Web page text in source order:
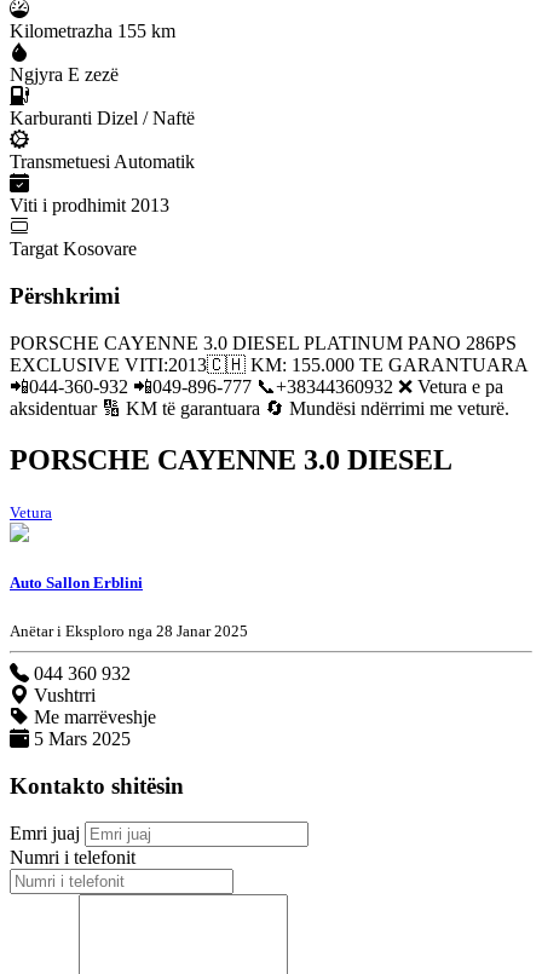
Kilometrazha 155 km
Ngjyra E zezë
Karburanti Dizel / Naftë
Transmetuesi Automatik
Viti i prodhimit 2013
Targat Kosovare
Përshkrimi
PORSCHE CAYENNE 3.0 DIESEL PLATINUM PANO 286PS
EXCLUSIVE VITI:2013🇨🇭 KM: 155.000 TE GARANTUARA
📲044-360-932 📲049-896-777 📞+38344360932 ❌ Vetura e pa
aksidentuar 🔢 KM të garantuara 🔄 Mundësi ndërrimi me veturë.
PORSCHE CAYENNE 3.0 DIESEL
Vetura
Auto Sallon Erblini
Anëtar i Eksploro nga 28 Janar 2025
044 360 932
Vushtrri
Me marrëveshje
5 Mars 2025
Kontakto shitësin
Emri juaj
Numri i telefonit